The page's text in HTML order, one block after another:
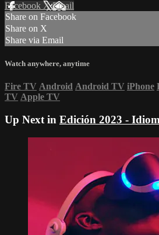
Facebook XEmail
Share on Facebook
Share on X
Share via Email
Watch anywhere, anytime
Fire TV Android Android TV iPhone
TV Apple TV
Up Next in Edición 2023 -